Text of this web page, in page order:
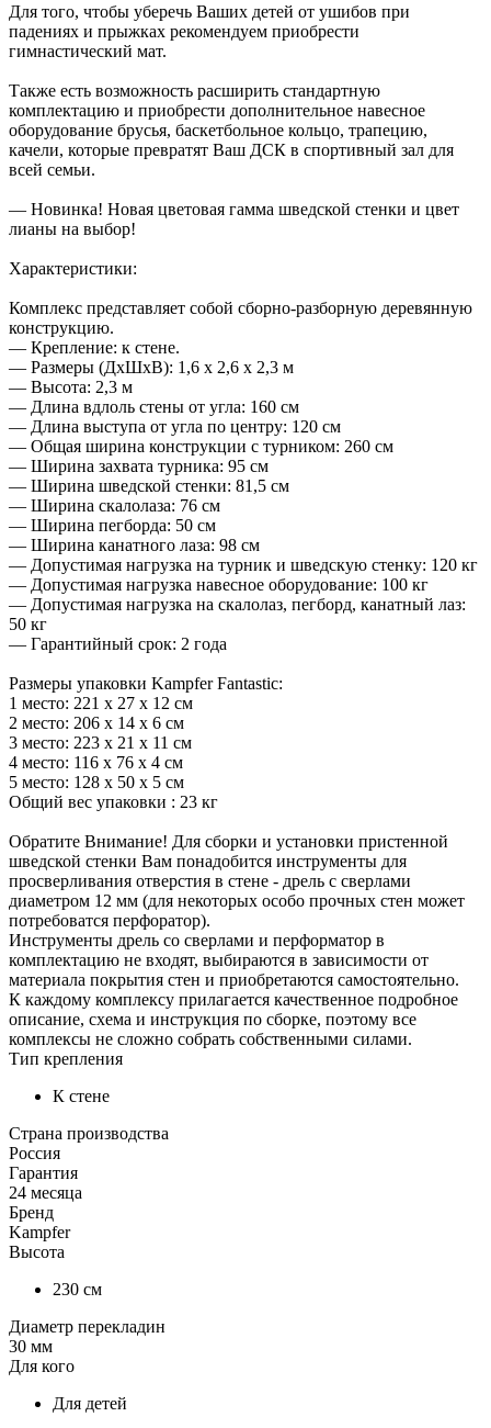
Для того, чтобы уберечь Ваших детей от ушибов при
падениях и прыжках рекомендуем приобрести
гимнастический мат.
Также есть возможность расширить стандартную
комплектацию и приобрести дополнительное навесное
оборудование брусья, баскетбольное кольцо, трапецию,
качели, которые превратят Ваш ДСК в спортивный зал для
всей семьи.
— Новинка! Новая цветовая гамма шведской стенки и цвет
лианы на выбор!
Характеристики:
Комплекс представляет собой сборно-разборную деревянную
конструкцию.
— Крепление: к стене.
— Размеры (ДхШхВ): 1,6 x 2,6 х 2,3 м
— Высота: 2,3 м
— Длина вдлоль стены от угла: 160 см
— Длина выступа от угла по центру: 120 см
— Общая ширина конструкции с турником: 260 см
— Ширина захвата турника: 95 см
— Ширина шведской стенки: 81,5 см
— Ширина скалолаза: 76 см
— Ширина пегборда: 50 см
— Ширина канатного лаза: 98 см
— Допустимая нагрузка на турник и шведскую стенку: 120 кг
— Допустимая нагрузка навесное оборудование: 100 кг
— Допустимая нагрузка на скалолаз, пегборд, канатный лаз:
50 кг
— Гарантийный срок: 2 года
Размеры упаковки Kampfer Fantastic:
1 место: 221 х 27 х 12 cм
2 место: 206 х 14 х 6 cм
3 место: 223 х 21 х 11 cм
4 место: 116 х 76 х 4 cм
5 место: 128 х 50 х 5 cм
Общий вес упаковки : 23 кг
Обратите Внимание! Для сборки и установки пристенной
шведской стенки Вам понадобится инструменты для
просверливания отверстия в стене - дрель с сверлами
диаметром 12 мм (для некоторых особо прочных стен может
потребоватся перфоратор).
Инструменты дрель со сверлами и перформатор в
комплектацию не входят, выбираются в зависимости от
материала покрытия стен и приобретаются самостоятельно.
К каждому комплексу прилагается качественное подробное
описание, схема и инструкция по сборке, поэтому все
комплексы не сложно собрать собственными силами.
Тип крепления
К стене
Страна производства
Россия
Гарантия
24 месяца
Бренд
Kampfer
Высота
230 см
Диаметр перекладин
30 мм
Для кого
Для детей